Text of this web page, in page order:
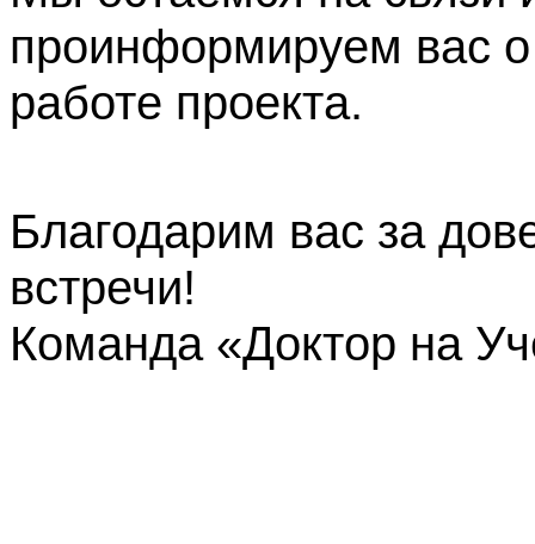
проинформируем вас
работе проекта.
Благодарим вас за
встречи!
Команда «Доктор на